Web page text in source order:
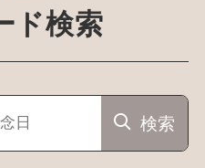
ド検索
検索